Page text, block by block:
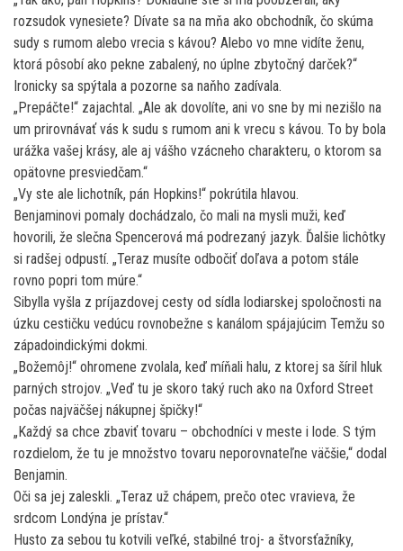
rozsudok vynesiete? Dívate sa na mňa ako obchodník, čo skúma
sudy s rumom alebo vrecia s kávou? Alebo vo mne vidíte ženu,
ktorá pôsobí ako pekne zabalený, no úplne zbytočný darček?“
Ironicky sa spýtala a pozorne sa naňho zadívala.
„Prepáčte!“ zajachtal. „Ale ak dovolíte, ani vo sne by mi nezišlo na
um prirovnávať vás k sudu s rumom ani k vrecu s kávou. To by bola
urážka vašej krásy, ale aj vášho vzácneho charakteru, o ktorom sa
opätovne presviedčam.“
„Vy ste ale lichotník, pán Hopkins!“ pokrútila hlavou.
Benjaminovi pomaly dochádzalo, čo mali na mysli muži, keď
hovorili, že slečna Spencerová má podrezaný jazyk. Ďalšie lichôtky
si radšej odpustí. „Teraz musíte odbočiť doľava a potom stále
rovno popri tom múre.“
Sibylla vyšla z príjazdovej cesty od sídla lodiarskej spoločnosti na
úzku cestičku vedúcu rovnobežne s kanálom spájajúcim Temžu so
západoindickými dokmi.
„Božemôj!“ ohromene zvolala, keď míňali halu, z ktorej sa šíril hluk
parných strojov. „Veď tu je skoro taký ruch ako na Oxford Street
počas najväčšej nákupnej špičky!“
„Každý sa chce zbaviť tovaru – obchodníci v meste i lode. S tým
rozdielom, že tu je množstvo tovaru neporovnateľne väčšie,“ dodal
Benjamin.
Oči sa jej zaleskli. „Teraz už chápem, prečo otec vravieva, že
srdcom Londýna je prístav.“
Husto za sebou tu kotvili veľké, stabilné troj- a štvorsťažníky,